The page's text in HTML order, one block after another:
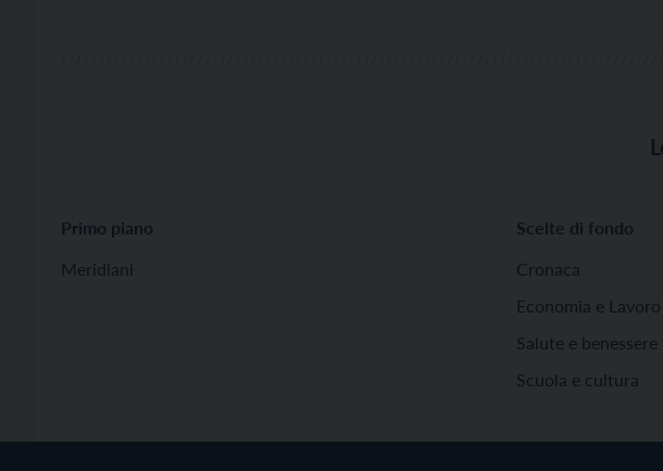
Primo piano
Meridiani
Scelte di fondo
Cronaca
Economia e Lavoro
Salute e benessere
Scuola e cultura